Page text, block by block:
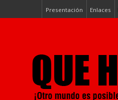
Presentación Enlaces